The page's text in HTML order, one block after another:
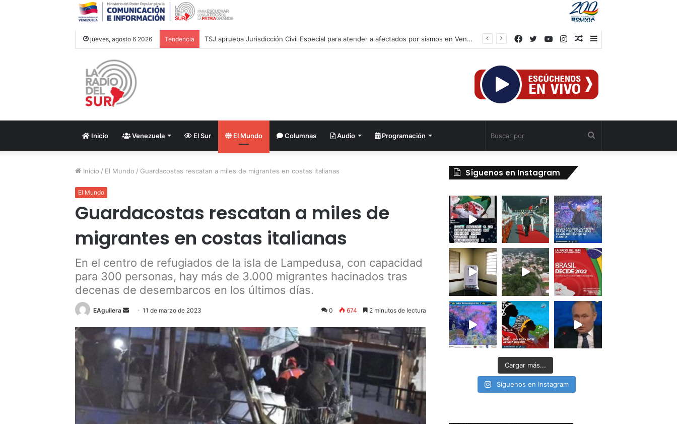
jueves, agosto 6 2026 Tendencia Lamentan salida de Chile del Movimiento de Países No Alineados
Barra
Publicación
azar
Instagram
YouTube
Twitter
Facebook
Inicio Venezuela El Sur El Mundo Columnas Audio Programación
Inicio / El Mundo / Guardacostas rescatan a miles de migrantes en costas italianas
El Mundo
Guardacostas rescatan a miles de
migrantes en costas italianas
En el centro de refugiados de la isla de Lampedusa, con capacidad
para 300 personas, hay más de 3.000 migrantes hacinados tras
decenas de desembarcos en los últimos días.
EAguilera
Send
email
11 de marzo de 2023 0 674 2 minutos de lectura
Síguenos en Instagram
Cargar más...
Síguenos en Instagram